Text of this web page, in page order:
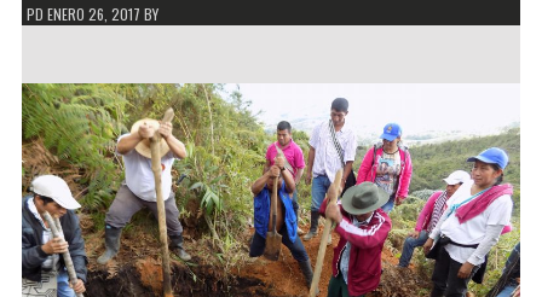
PD ENERO 26, 2017 BY